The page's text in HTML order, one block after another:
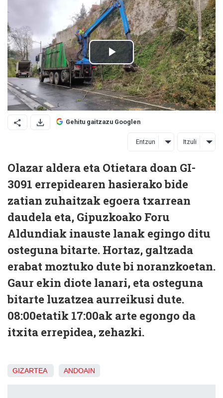
Gehitu gaitzazu Googlen
Entzun Itzuli
Olazar aldera eta Otietara doan GI-
3091 errepidearen hasierako bide
zatian zuhaitzak egoera txarrean
daudela eta, Gipuzkoako Foru
Aldundiak inauste lanak egingo ditu
osteguna bitarte. Hortaz, galtzada
erabat moztuko dute bi noranzkoetan.
Gaur ekin diote lanari, eta osteguna
bitarte luzatzea aurreikusi dute.
08:00etatik 17:00ak arte egongo da
itxita errepidea, zehazki.
GIZARTEA ANDOAIN